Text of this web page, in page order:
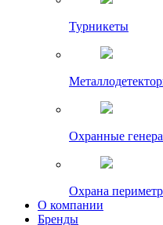
Турникеты
Охранные
Охрана
О компании
Бренды